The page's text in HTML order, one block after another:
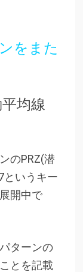
をまた
平均線
のPRZ(潜
というキー
開中で
ターンの
とを記載